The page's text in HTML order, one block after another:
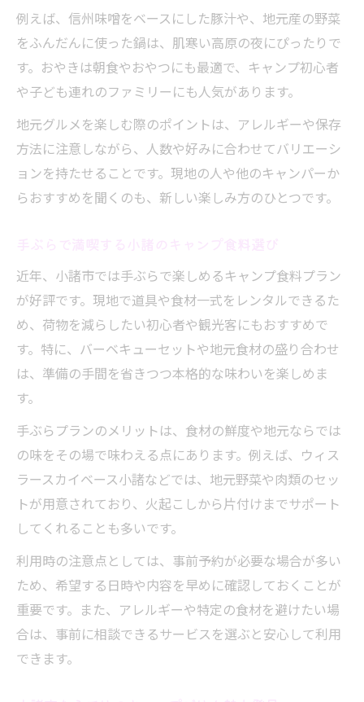
現地の味覚を楽しむ食材選びのポイント
例えば、信州味噌をベースにした豚汁や、地元産の野菜
をふんだんに使った鍋は、肌寒い高原の夜にぴったりで
す。おやきは朝食やおやつにも最適で、キャンプ初心者
や子ども連れのファミリーにも人気があります。
地元グルメを楽しむ際のポイントは、アレルギーや保存
方法に注意しながら、人数や好みに合わせてバリエーシ
ョンを持たせることです。現地の人や他のキャンパーか
らおすすめを聞くのも、新しい楽しみ方のひとつです。
近年、小諸市では手ぶらで楽しめるキャンプ食料プラン
が好評です。現地で道具や食材一式をレンタルできるた
め、荷物を減らしたい初心者や観光客にもおすすめで
す。特に、バーベキューセットや地元食材の盛り合わせ
は、準備の手間を省きつつ本格的な味わいを楽しめま
す。
手ぶらプランのメリットは、食材の鮮度や地元ならでは
の味をその場で味わえる点にあります。例えば、ウィス
ラースカイベース小諸などでは、地元野菜や肉類のセッ
トが用意されており、火起こしから片付けまでサポート
してくれることも多いです。
利用時の注意点としては、事前予約が必要な場合が多い
ため、希望する日時や内容を早めに確認しておくことが
重要です。また、アレルギーや特定の食材を避けたい場
合は、事前に相談できるサービスを選ぶと安心して利用
できます。